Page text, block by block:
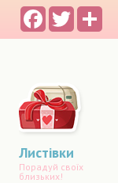
FacebookTwitter
Листівки
Порадуй своїх
близьких!